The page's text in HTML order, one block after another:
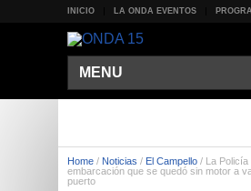
INICIO LA ONDA EVENTOS
MENU
Home / Noticias / El Campello / La
embarcación que se quedó sin motor a
puerto